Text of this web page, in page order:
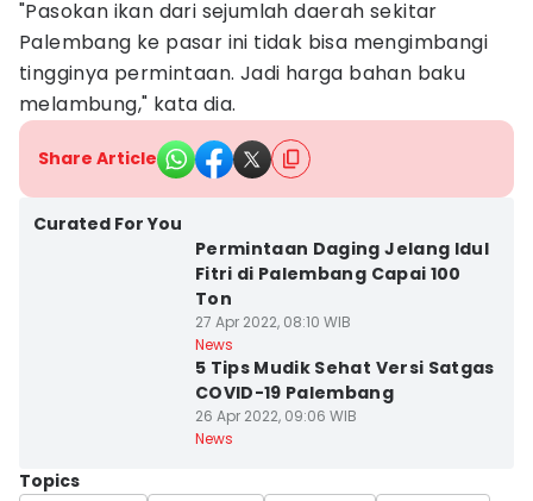
"Pasokan ikan dari sejumlah daerah sekitar
Palembang ke pasar ini tidak bisa mengimbangi
tingginya permintaan. Jadi harga bahan baku
melambung," kata dia.
Share Article
Curated For You
Permintaan Daging Jelang Idul
Fitri di Palembang Capai 100
Ton
27 Apr 2022, 08:10 WIB
News
5 Tips Mudik Sehat Versi Satgas
COVID-19 Palembang
26 Apr 2022, 09:06 WIB
News
Topics